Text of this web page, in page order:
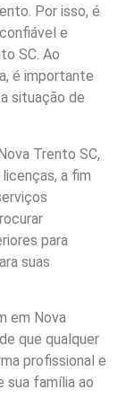
Por isso, é
e
SC. Ao
é importante
situação de
Trento SC,
a fim
para
suas
em Nova
que qualquer
profissional e
sua família ao